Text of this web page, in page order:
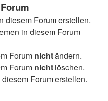
diesem Forum erstellen.
in diesem Forum
Forum nichtändern.
Forum nicht löschen.
Forum erstellen.